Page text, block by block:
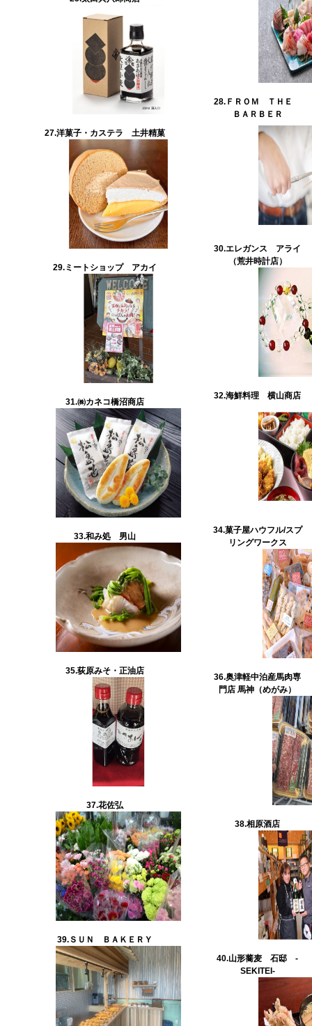
27.洋菓子・カステラ 土井精菓
29. ミートショップ アカイ
31.㈱カネコ橋沼商店
33.和み処 男山
35.荻原みそ・正油店
37.花佐弘
39. ＳＵＮ ＢＡＫＥＲＹ
28. ＦＲＯＭ ＴＨＥ
ＢＡＲＢＥＲ
30.エレガンス アライ
（荒井時計店）
32.海鮮料理 横山商店
34.菓子屋ハウフル/スプ
リングワークス
36.奥津軽中泊産馬肉専
門店 馬神（めがみ）
38.相原酒店
40.山形蕎麦 石邸 -
SEKITEI-